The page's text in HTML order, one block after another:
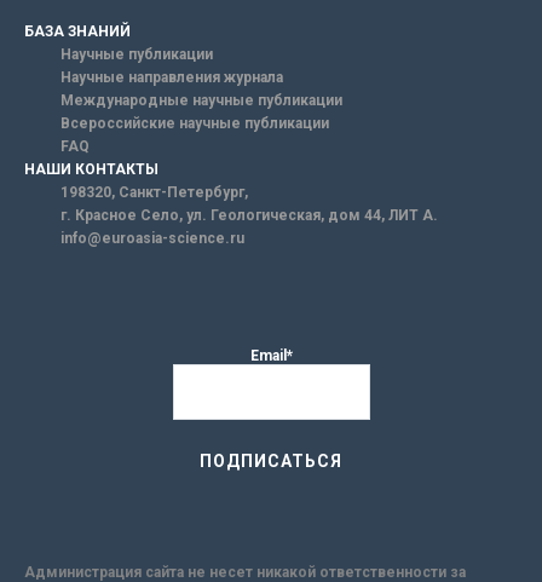
БАЗА ЗНАНИЙ
Научные публикации
Научные направления журнала
Международные научные публикации
Всероссийские научные публикации
FAQ
НАШИ КОНТАКТЫ
198320, Санкт-Петербург,
г. Красное Село, ул. Геологическая, дом 44, ЛИТ А.
info@euroasia-science.ru
Email*
Администрация сайта не несет никакой ответственности за